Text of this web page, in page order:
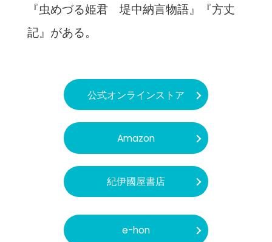
『虫めづる姫君 堤中納言物語』『方丈
記』がある。
公式オンラインストア
Amazon
紀伊國屋書店
e-hon